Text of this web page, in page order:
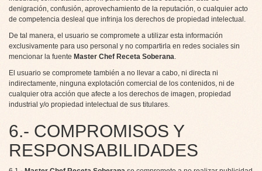
denigración, confusión, aprovechamiento de la reputación, o cualquier acto
de competencia desleal que infrinja los derechos de propiedad intelectual.
De tal manera, el usuario se compromete a utilizar esta información
exclusivamente para uso personal y no compartirla en redes sociales sin
mencionar la fuente Master Chef Receta Soberana.
El usuario se compromete también a no llevar a cabo, ni directa ni
indirectamente, ninguna explotación comercial de los contenidos, ni de
cualquier otra acción que afecte a los derechos de imagen, propiedad
industrial y/o propiedad intelectual de sus titulares.
6.- COMPROMISOS Y
RESPONSABILIDADES